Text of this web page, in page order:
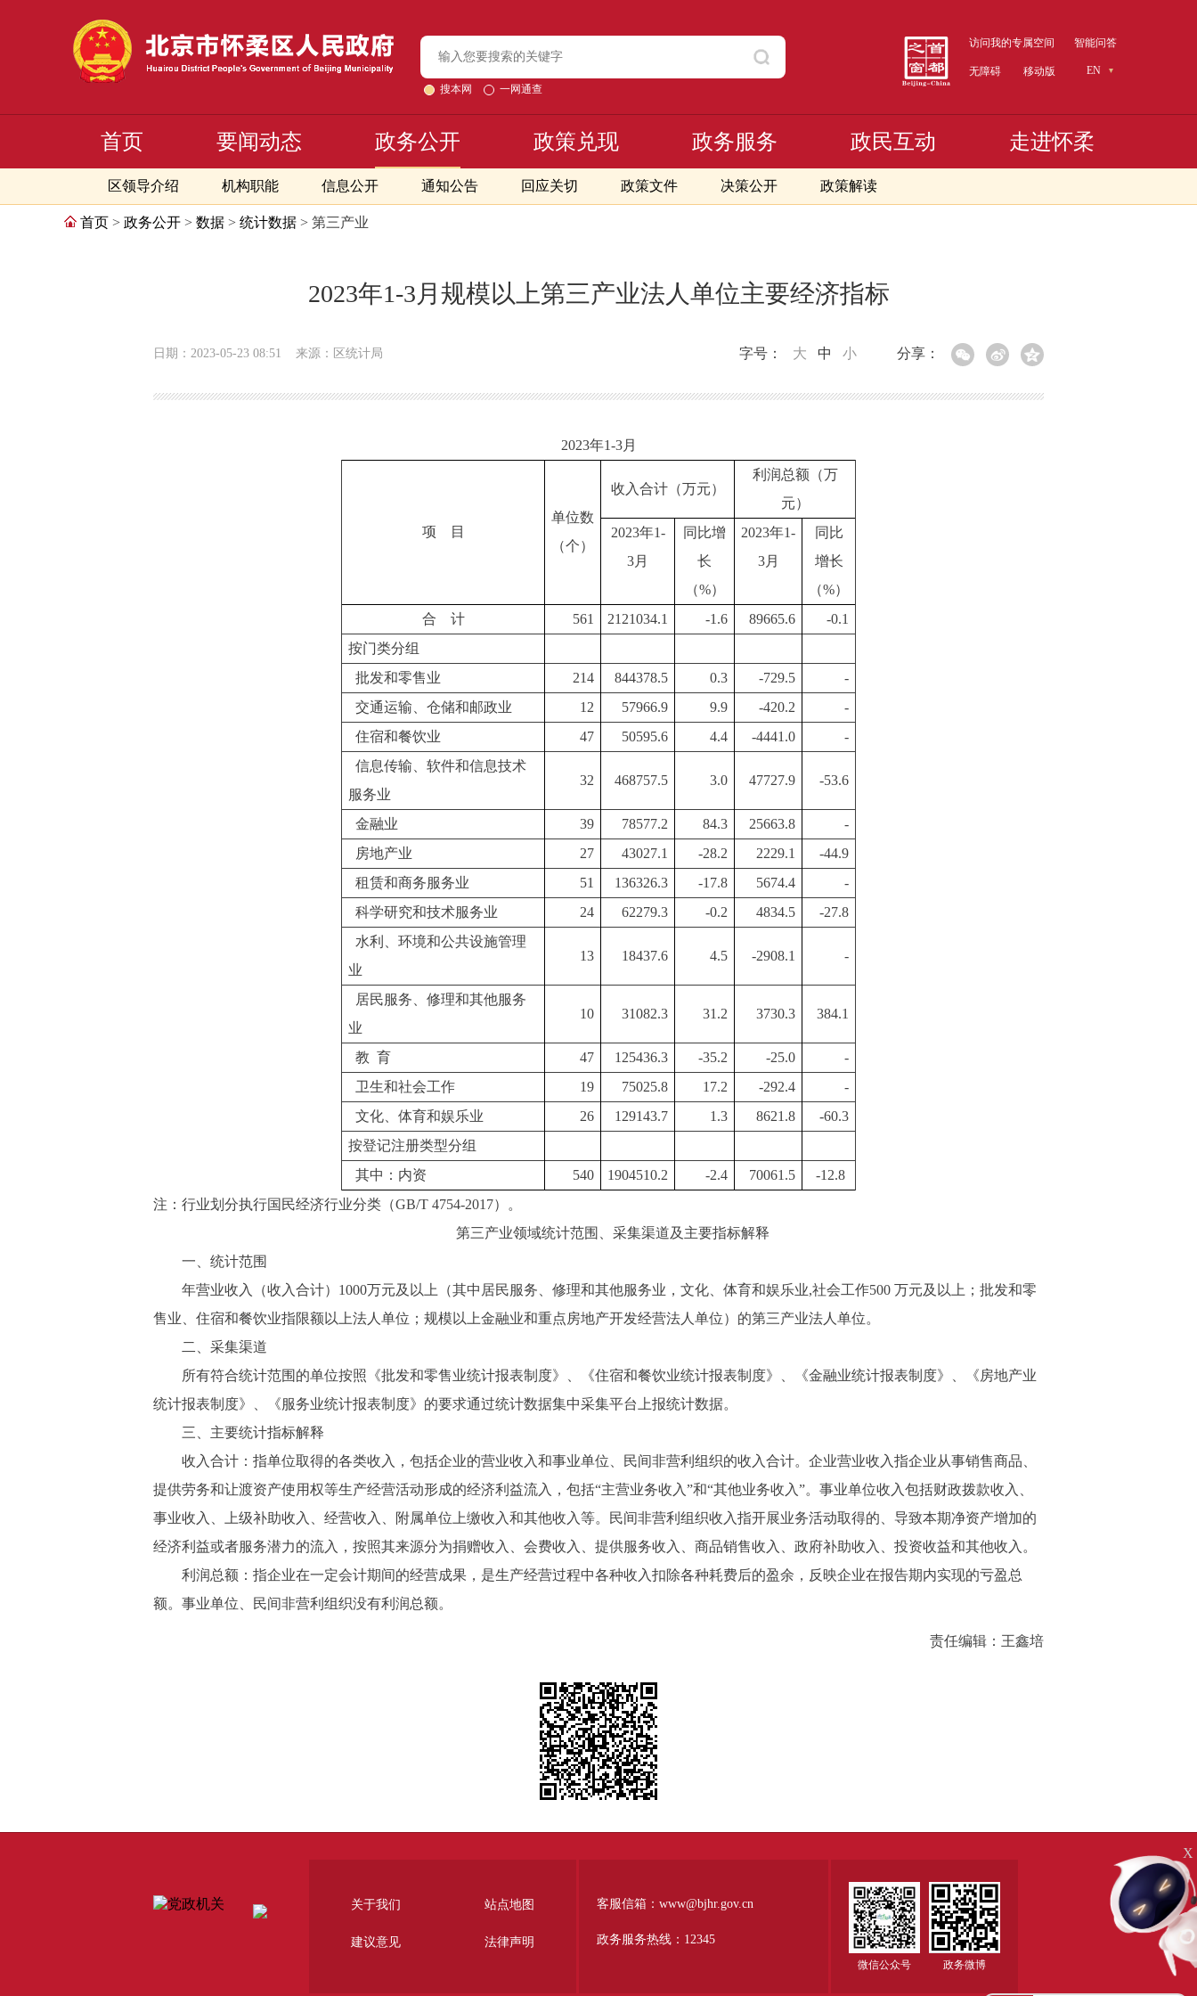
搜本网 一网通查
访问我的专属空间 智能问答
无障碍 移动版 EN
首页 要闻动态 政务公开
区领导介绍 机构职能 信息公开 通知公告 回应关切 政策文件 决策公开 政策解读
政策兑现 政务服务 政民互动 走进怀柔
首页 > 政务公开 > 数据 > 统计数据 > 第三产业
2023年1-3月规模以上第三产业法人单位主要经济指标
日期：2023-05-23 08:51 来源：区统计局 分享：
字号： 大 中 小
2023年1-3月
项 目
单位数
（个）
收入合计（万元）
利润总额（万
元）
2023年1-
3月
同比增
长
（%）
2023年1-
3月
同比
增长
（%）
合 计
561 2121034.1 -1.6 89665.6
-0.1
按门类分组
批发和零售业
214 844378.5 0.3 -729.5
-
交通运输、仓储和邮政业
12 57966.9 9.9 -420.2
-
住宿和餐饮业
47 50595.6 4.4 -4441.0
-
信息传输、软件和信息技术
服务业
32 468757.5 3.0 47727.9 -53.6
金融业 39 78577.2 84.3 25663.8
-
房地产业
27 43027.1 -28.2 2229.1
-44.9
租赁和商务服务业
51 136326.3 -17.8 5674.4
-
科学研究和技术服务业
24 62279.3 -0.2 4834.5
-27.8
水利、环境和公共设施管理
业
13 18437.6 4.5 -2908.1 -
居民服务、修理和其他服务
业
10 31082.3 31.2 3730.3 384.1
教 育 47 125436.3 -35.2 -25.0
-
卫生和社会工作
19 75025.8 17.2 -292.4
-
文化、体育和娱乐业
26 129143.7 1.3 8621.8
-60.3
按登记注册类型分组
其中：内资
540 1904510.2 -2.4 70061.5
-12.8
注：行业划分执行国民经济行业分类（GB/T 4754-2017）。
第三产业领域统计范围、采集渠道及主要指标解释
一、统计范围
年营业收入（收入合计）1000万元及以上（其中居民服务、修理和其他服务业，文化、体育和娱乐业,社会工作500 万元及以上；批发和零
售业、住宿和餐饮业指限额以上法人单位；规模以上金融业和重点房地产开发经营法人单位）的第三产业法人单位。
二、采集渠道
所有符合统计范围的单位按照《批发和零售业统计报表制度》、《住宿和餐饮业统计报表制度》、《金融业统计报表制度》、《房地产业
统计报表制度》、《服务业统计报表制度》的要求通过统计数据集中采集平台上报统计数据。
三、主要统计指标解释
收入合计：指单位取得的各类收入，包括企业的营业收入和事业单位、民间非营利组织的收入合计。企业营业收入指企业从事销售商品、
提供劳务和让渡资产使用权等生产经营活动形成的经济利益流入，包括“主营业务收入”和“其他业务收入”。事业单位收入包括财政拨款收入、
事业收入、上级补助收入、经营收入、附属单位上缴收入和其他收入等。民间非营利组织收入指开展业务活动取得的、导致本期净资产增加的
经济利益或者服务潜力的流入，按照其来源分为捐赠收入、会费收入、提供服务收入、商品销售收入、政府补助收入、投资收益和其他收入。
利润总额：指企业在一定会计期间的经营成果，是生产经营过程中各种收入扣除各种耗费后的盈余，反映企业在报告期内实现的亏盈总
额。事业单位、民间非营利组织没有利润总额。
责任编辑：王鑫培
关于我们 站点地图
建议意见 法律声明
客服信箱：www@bjhr.gov.cn
政务服务热线：12345
微信公众号 政务微博
X